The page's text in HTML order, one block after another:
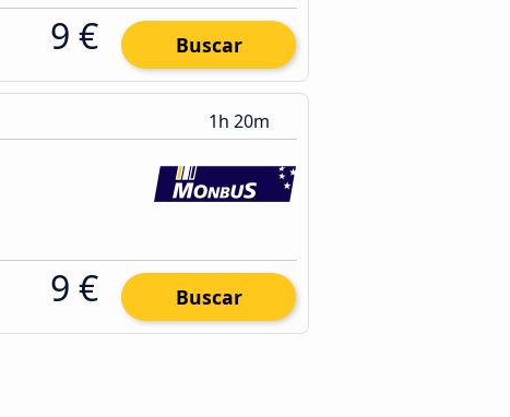
9 € Buscar
1h 20m
9 € Buscar